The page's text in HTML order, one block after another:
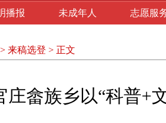
播报 未成年人 志愿服
> 来稿选登 > 正文
庄畲族乡以“科普+